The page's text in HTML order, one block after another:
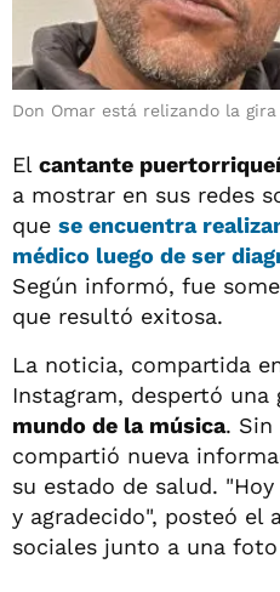
Don Omar está relizando la
El cantante
a mostrar en sus redes
que se encuentra
médico luego de ser
Según informó, fue
que resultó exitosa.
La noticia, compartida
Instagram, despertó una
mundo de la música. Sin
compartió nueva
su estado de salud.
y agradecido", posteó el
sociales junto a una foto